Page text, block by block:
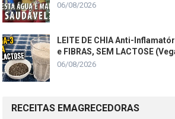
06/08/2026
LEITE DE CHIA Anti-
e FIBRAS, SEM LACTOSE
06/08/2026
RECEITAS EMAGRECEDORAS